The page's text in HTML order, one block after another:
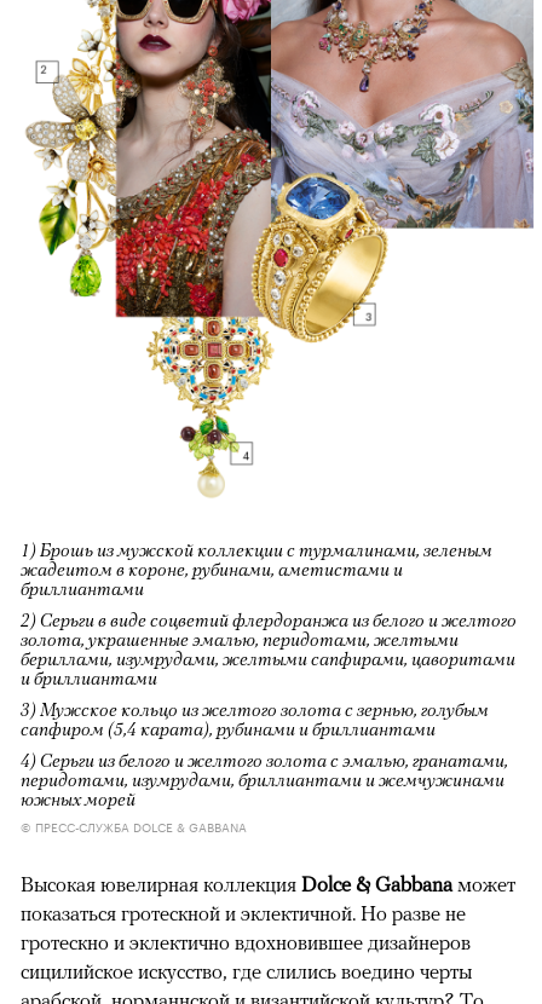
1) Брошь из мужской коллекции с турмалинами, зеленым
жадеитом в короне, рубинами, аметистами и
бриллиантами
2) Серьги в виде соцветий флердоранжа из белого и желтого
золота, украшенные эмалью, перидотами, желтыми
бериллами, изумрудами, желтыми сапфирами, цаворитами
и бриллиантами
3) Мужское кольцо из желтого золота с зернью, голубым
сапфиром (5,4 карата), рубинами и бриллиантами
4) Серьги из белого и желтого золота с эмалью, гранатами,
перидотами, изумрудами, бриллиантами и жемчужинами
южных морей
© ПРЕСС-СЛУЖБА DOLCE & GABBANA
Высокая ювелирная коллекция Dolce & Gabbanaможет
показаться гротескной и эклектичной. Но разве не
гротескно и эклектично вдохновившее дизайнеров
сицилийское искусство, где слились воедино черты